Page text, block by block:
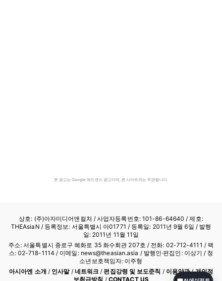
본 광고는 Google 애드센스 광고이며, 본 사이트와는 무관합니다.
상호: (주)아자미디어앤컬처 /사업자등록번호: 101-86-64640 / 제호:
THEAsiaN / 등록정보: 서울특별시 아01771 / 등록일: 2011년 9월 6일 / 발행
일: 2011년 11월 11일
주소: 서울특별시 종로구 혜화로 35 화수회관 207호 / 전화: 02-712-4111 / 팩
스: 02-718-1114 / 이메일: news@theasian.asia / 발행인·편집인: 이상기 / 청
소년보호책임자: 이주형
아시아엔 소개 / 인사말/ 네트워크 /편집강령 및 보도준칙 / 이용약관/개인정
보취급방침 / CONTACT US